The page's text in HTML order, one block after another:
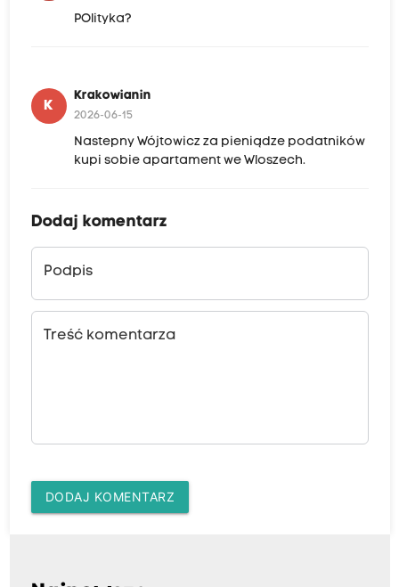
POlityka?
K
Krakowianin
2026-06-15
Nastepny Wójtowicz za pieniądze podatników
kupi sobie apartament we Wloszech.
Dodaj komentarz
Podpis
Treść komentarza
DODAJ KOMENTARZ